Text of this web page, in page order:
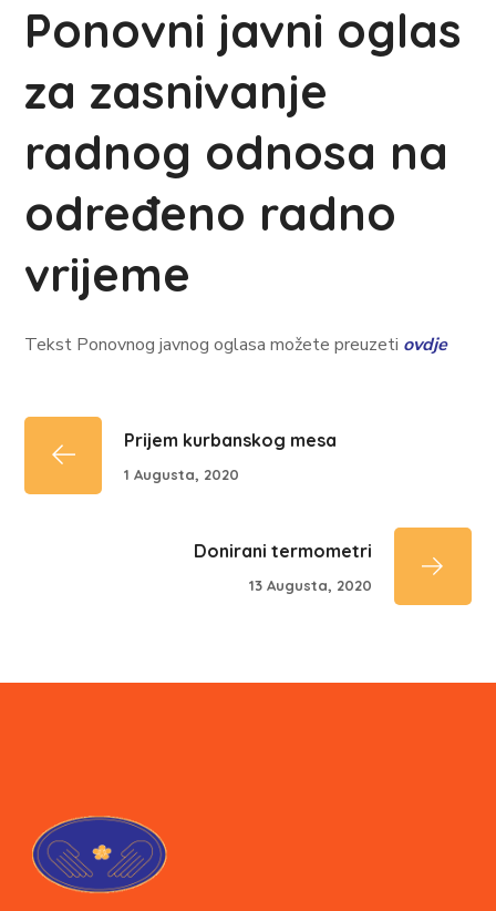
Ponovni javni oglas
za zasnivanje
radnog odnosa na
određeno radno
vrijeme
Tekst Ponovnog javnog oglasa možete preuzeti ovdje
Prijem kurbanskog mesa
1 Augusta, 2020
Donirani termometri
13 Augusta, 2020